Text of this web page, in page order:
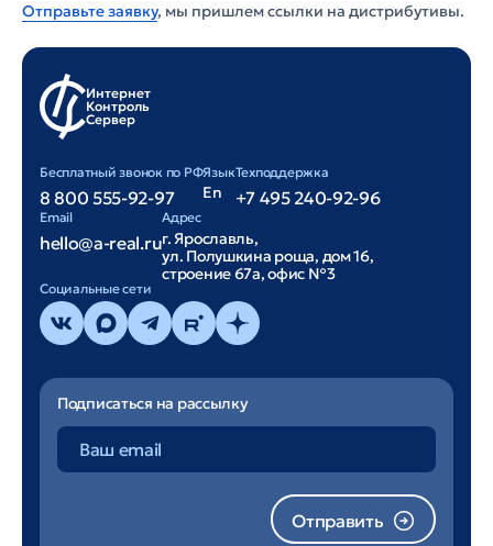
Отправьте заявку, мы пришлем ссылки на дистрибутивы.
Интернет
Контроль
Сервер
Бесплатный звонок по РФ
8 800 555-92-97
Язык
En
Техподдержка
+7 495 240-92-96
Email
hello@a-real.ru
Адрес
г. Ярославль,
ул. Полушкина роща, дом 16,
строение 67а, офис №3
Cоциальные сети
Подписаться на рассылку
Отправить